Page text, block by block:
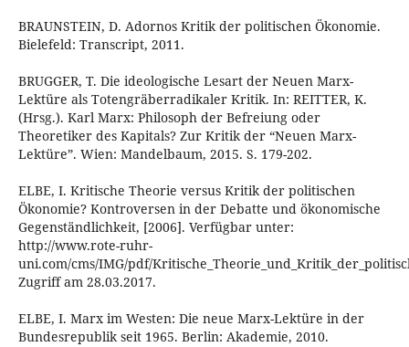
BRAUNSTEIN, D. Adornos Kritik der politischen Ökonomie.
Bielefeld: Transcript, 2011.
BRUGGER, T. Die ideologische Lesart der Neuen Marx-
Lektüre als Totengräberradikaler Kritik. In: REITTER, K.
(Hrsg.). Karl Marx: Philosoph der Befreiung oder
Theoretiker des Kapitals? Zur Kritik der “Neuen Marx-
Lektüre”. Wien: Mandelbaum, 2015. S. 179-202.
ELBE, I. Kritische Theorie versus Kritik der politischen
Ökonomie? Kontroversen in der Debatte und ökonomische
Gegenständlichkeit, [2006]. Verfügbar unter:
http://www.rote-ruhr-
uni.com/cms/IMG/pdf/
Zugriff am 28.03.2017.
ELBE, I. Marx im Westen: Die neue Marx-Lektüre in der
Bundesrepublik seit 1965. Berlin: Akademie, 2010.